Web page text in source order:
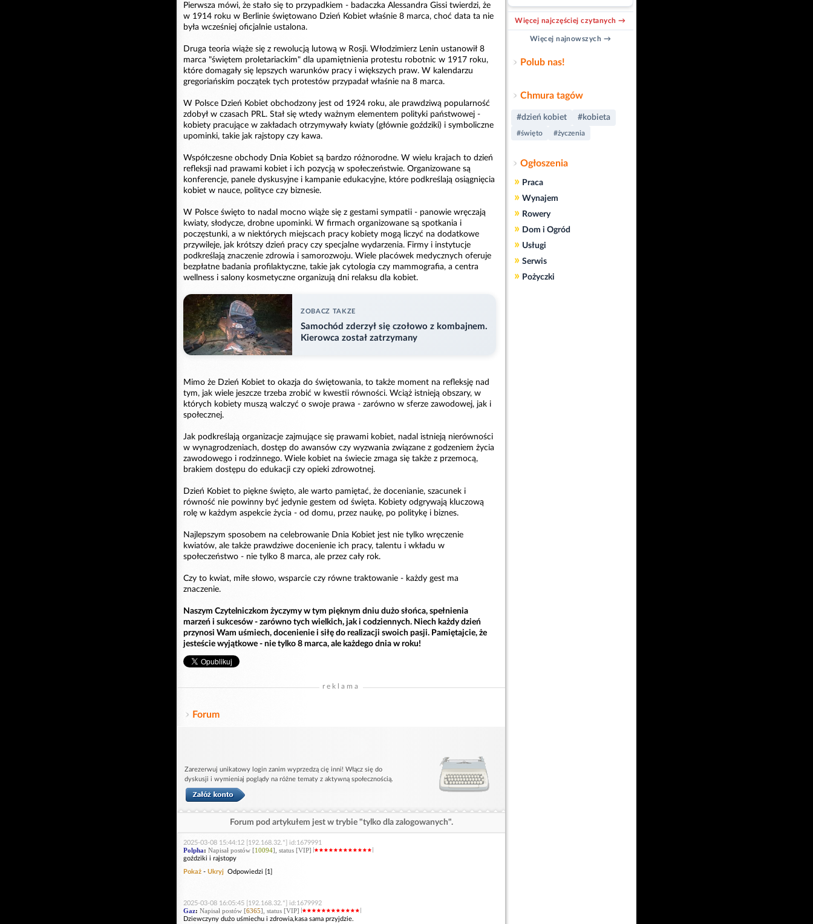
Pierwsza mówi, że stało się to przypadkiem - badaczka Alessandra Gissi twierdzi, że
w 1914 roku w Berlinie świętowano Dzień Kobiet właśnie 8 marca, choć data ta nie
była wcześniej oficjalnie ustalona.
Druga teoria wiąże się z rewolucją lutową w Rosji. Włodzimierz Lenin ustanowił 8
marca "świętem proletariackim" dla upamiętnienia protestu robotnic w 1917 roku,
które domagały się lepszych warunków pracy i większych praw. W kalendarzu
gregoriańskim początek tych protestów przypadał właśnie na 8 marca.
W Polsce Dzień Kobiet obchodzony jest od 1924 roku, ale prawdziwą popularność
zdobył w czasach PRL. Stał się wtedy ważnym elementem polityki państwowej -
kobiety pracujące w zakładach otrzymywały kwiaty (głównie goździki) i symboliczne
upominki, takie jak rajstopy czy kawa.
Współczesne obchody Dnia Kobiet są bardzo różnorodne. W wielu krajach to dzień
refleksji nad prawami kobiet i ich pozycją w społeczeństwie. Organizowane są
konferencje, panele dyskusyjne i kampanie edukacyjne, które podkreślają osiągnięcia
kobiet w nauce, polityce czy biznesie.
W Polsce święto to nadal mocno wiąże się z gestami sympatii - panowie wręczają
kwiaty, słodycze, drobne upominki. W firmach organizowane są spotkania i
poczęstunki, a w niektórych miejscach pracy kobiety mogą liczyć na dodatkowe
przywileje, jak krótszy dzień pracy czy specjalne wydarzenia. Firmy i instytucje
podkreślają znaczenie zdrowia i samorozwoju. Wiele placówek medycznych oferuje
bezpłatne badania profilaktyczne, takie jak cytologia czy mammografia, a centra
wellness i salony kosmetyczne organizują dni relaksu dla kobiet.
ZOBACZ TAKZE
Samochód zderzył się czołowo z kombajnem.
Kierowca został zatrzymany
Mimo że Dzień Kobiet to okazja do świętowania, to także moment na refleksję nad
tym, jak wiele jeszcze trzeba zrobić w kwestii równości. Wciąż istnieją obszary, w
których kobiety muszą walczyć o swoje prawa - zarówno w sferze zawodowej, jak i
społecznej.
Jak podkreślają organizacje zajmujące się prawami kobiet, nadal istnieją nierówności
w wynagrodzeniach, dostęp do awansów czy wyzwania związane z godzeniem życia
zawodowego i rodzinnego. Wiele kobiet na świecie zmaga się także z przemocą,
brakiem dostępu do edukacji czy opieki zdrowotnej.
Dzień Kobiet to piękne święto, ale warto pamiętać, że docenianie, szacunek i
równość nie powinny być jedynie gestem od święta. Kobiety odgrywają kluczową
rolę w każdym aspekcie życia - od domu, przez naukę, po politykę i biznes.
Najlepszym sposobem na celebrowanie Dnia Kobiet jest nie tylko wręczenie
kwiatów, ale także prawdziwe docenienie ich pracy, talentu i wkładu w
społeczeństwo - nie tylko 8 marca, ale przez cały rok.
Czy to kwiat, miłe słowo, wsparcie czy równe traktowanie - każdy gest ma
znaczenie.
Naszym Czytelniczkom życzymy w tym pięknym dniu dużo słońca, spełnienia
marzeń i sukcesów - zarówno tych wielkich, jak i codziennych. Niech każdy dzień
przynosi Wam uśmiech, docenienie i siłę do realizacji swoich pasji. Pamiętajcie, że
jesteście wyjątkowe - nie tylko 8 marca, ale każdego dnia w roku!
reklama
Forum
Zarezerwuj unikatowy login zanim wyprzedzą cię inni! Włącz się do
dyskusji i wymieniaj poglądy na różne tematy z aktywną społecznością.
Forum pod artykułem jest w trybie "tylko dla zalogowanych".
2025-03-08 15:44:12 [192.168.32.*] id:1679991
Polpha: Napisał postów [10094], status [VIP]
goździki i rajstopy
Pokaż - Ukryj Odpowiedzi [1]
2025-03-08 16:05:45 [192.168.32.*] id:1679992
Gaz: Napisał postów [6365], status [VIP]
Dziewczyny dużo uśmiechu i zdrowia,kasa sama przyjdzie.
zablokowana
Więcej najczęściej czytanych →
Więcej najnowszych →
Polub nas!
Chmura tagów
#dzień kobiet #kobieta
#święto #życzenia
Ogłoszenia
» Praca
» Wynajem
» Rowery
» Dom i Ogród
» Usługi
» Serwis
» Pożyczki